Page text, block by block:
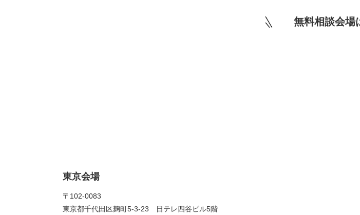
無料相談会場
東京会場
〒102-0083
東京都千代田区麹町5-3-23 日テレ四谷ビル5階